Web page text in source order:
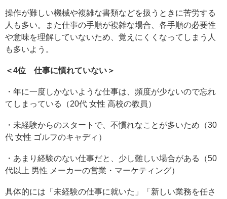
操作が難しい機械や複雑な書類などを扱うときに苦労する
人も多い。また仕事の手順が複雑な場合、各手順の必要性
や意味を理解していないため、覚えにくくなってしまう人
も多いよう。
＜4位 仕事に慣れていない＞
・年に一度しかないような仕事は、頻度が少ないので忘れ
てしまっている（20代 女性 高校の教員）
・未経験からのスタートで、不慣れなことが多いため（30
代 女性 ゴルフのキャディ）
・あまり経験のない仕事だと、少し難しい場合がある（50
代以上 男性 メーカーの営業・マーケティング）
具体的には「未経験の仕事に就いた」「新しい業務を任さ